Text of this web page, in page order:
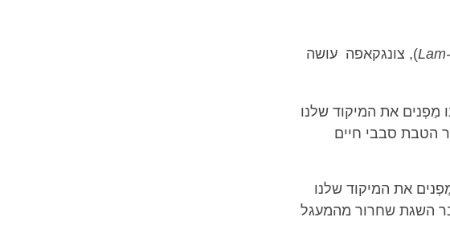
), צונגקאפה עושה
את המיקוד שלנו
הטבת סבבי חיים
את המיקוד שלנו
השגת שחרור מהמעגל